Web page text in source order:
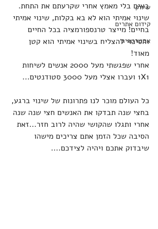
שיווק
קידום אתרים
אסטרטגיה
באים בלי מאמץ אחרי שקרעתם את התחת.
שינוי אמיתי הוא לא בא בקלות, שינוי אמיתי
בחיים! מייצר טרנספורמציה בכל החיים
והסיכוי להצליח בשינוי אמיתי הוא קטן
מאוד!
אחרי שפגשתי מעל 2000 אנשים לשיחות
1X1 ועברו אצלי מעל 3000 סטודנטים...
כל העולם מוכר לנו פתרונות של שינוי ברגע,
בחצי שנה תבדקו את האנשים חצי שנה שנה
אחרי ותגלו שהקושי שהיה לרוב חזר...זאת
הסיבה שכל הזמן אתם צריכים מישהו
שיבדוק אתכם ויהיה לצידכם....